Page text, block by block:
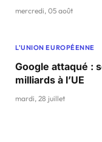
mercredi, 05 août
L'UNION EUROPÉENNE
Google attaqué :
milliards à l’UE
mardi, 28 juillet